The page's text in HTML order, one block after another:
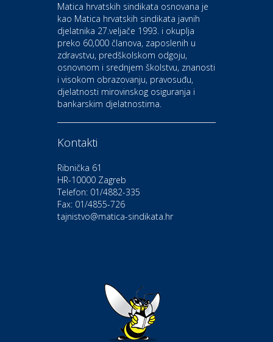
Bistrica
Auto-moto i tehnika
CIAK Auto d.o.o.
Kultura i edukacija
Kazalište Gavella
Moda i ljepota
Gastro
Hotel Bunčić Vrbovec
Izletište i vinotočje VINIA
Matica hrvatskih sindikata osnovana je
kao Matica hrvatskih sindikata javnih
djelatnika 27.veljače 1993. i okuplja
preko 60,000 članova, zaposlenih u
zdravstvu, predškolskom odgoju,
osnovnom i srednjem školstvu, znanosti
i visokom obrazovanju, pravosuđu,
djelatnosti mirovinskog osiguranja i
bankarskim djelatnostima.
Kontakti
Ribnička 61
HR-10000 Zagreb
Telefon: 01/4882-335
Fax: 01/4855-726
tajnistvo@matica-sindikata.hr